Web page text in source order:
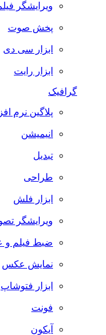
ویرایشگر فیلم
پخش صوت
ابزار سی دی
ابزار رایت
گرافیک
پلاگین نرم افزارها
انیمیشن
تبدیل
طراحی
ابزار فلش
ویرایشگر تصویر
ضبط فيلم و عكس
نمایش عکس
ابزار فتوشاپ
فونت
آیکون